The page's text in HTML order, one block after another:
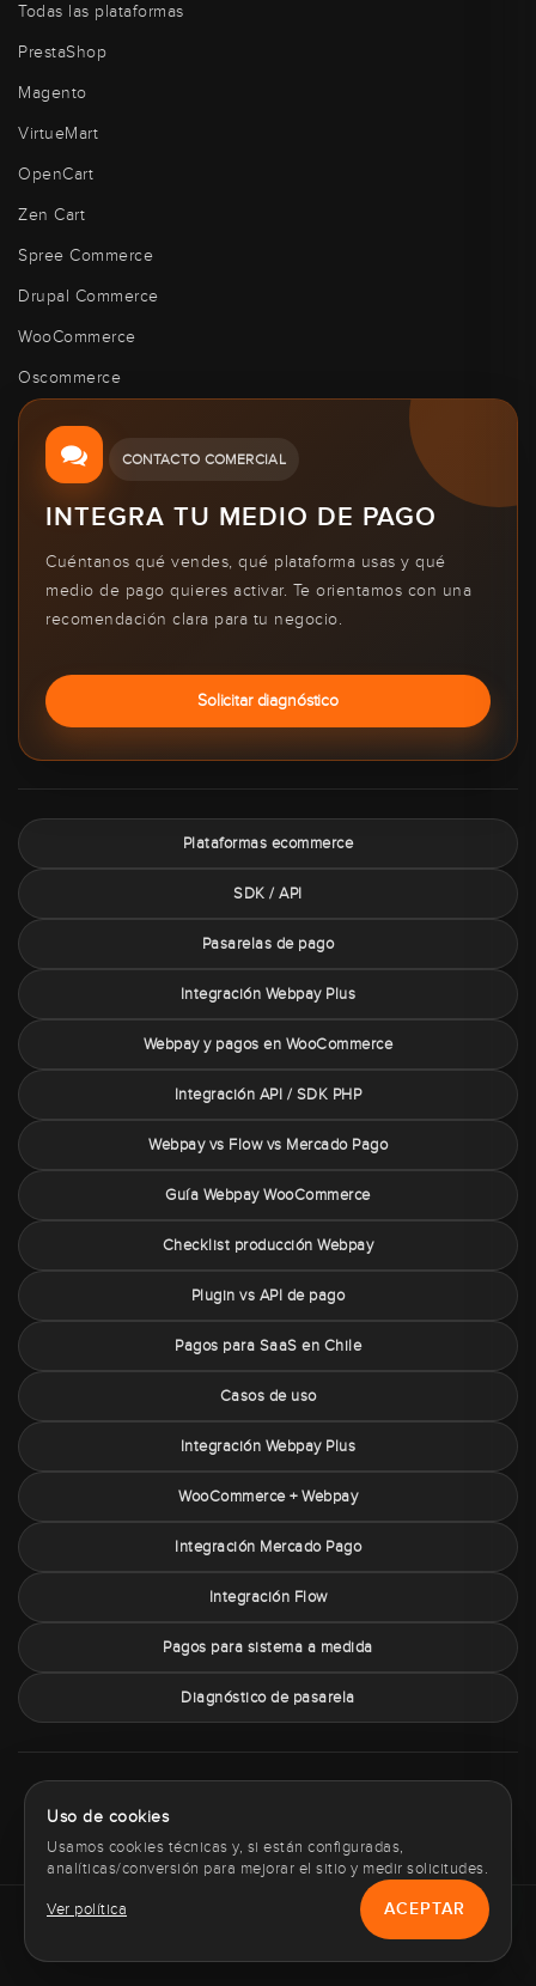
Todas las plataformas
PrestaShop
Magento
VirtueMart
OpenCart
Zen Cart
Spree Commerce
Drupal Commerce
WooCommerce
Oscommerce
CONTACTO COMERCIAL
INTEGRA TU MEDIO DE PAGO
Cuéntanos qué vendes, qué plataforma usas y qué
medio de pago quieres activar. Te orientamos con una
recomendación clara para tu negocio.
Solicitar diagnóstico
Plataformas ecommerce
SDK / API
Pasarelas de pago
Integración Webpay Plus
Webpay y pagos en WooCommerce
Integración API / SDK PHP
Webpay vs Flow vs Mercado Pago
Guía Webpay WooCommerce
Checklist producción Webpay
Plugin vs API de pago
Pagos para SaaS en Chile
Casos de uso
Integración Webpay Plus
WooCommerce + Webpay
Integración Mercado Pago
Integración Flow
Pagos para sistema a medida
Diagnóstico de pasarela
Política de cookies
Copyright © 2012 - 2026 PaymentChile.cl. Todos los derechos
Uso de cookies
Usamos cookies técnicas y, si están configuradas,
analíticas/conversión para mejorar el sitio y medir solicitudes.
Ver política ACEPTAR